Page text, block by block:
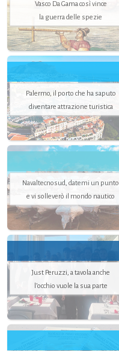
Vasco Da Gama così vince
la guerra delle spezie
Palermo, il porto che ha saputo
diventare attrazione turistica
Navaltecnosud, datemi un punto
e vi solleverò il mondo nautico
Just Peruzzi, a tavola anche
l’occhio vuole la sua parte